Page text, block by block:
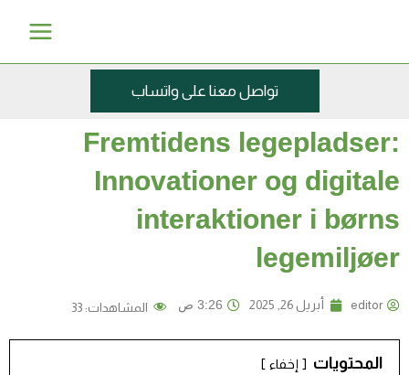
تواصل معنا على واتساب
Fremtidens
Innovationer og
interaktioner i
editor أبريل 26, 2025 3:26 ص المشاهدات: 33
المحتويات إخفاء